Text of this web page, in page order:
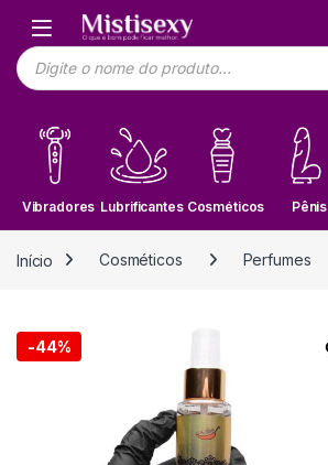
Skip to navigation
Skip to content
Pesquisar produtos
Vibradores Lubrificantes Cosméticos Pênis
Início Cosméticos Perfumes
-44%